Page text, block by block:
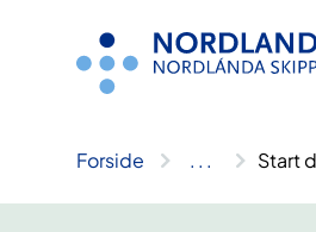
Forside .. . Start